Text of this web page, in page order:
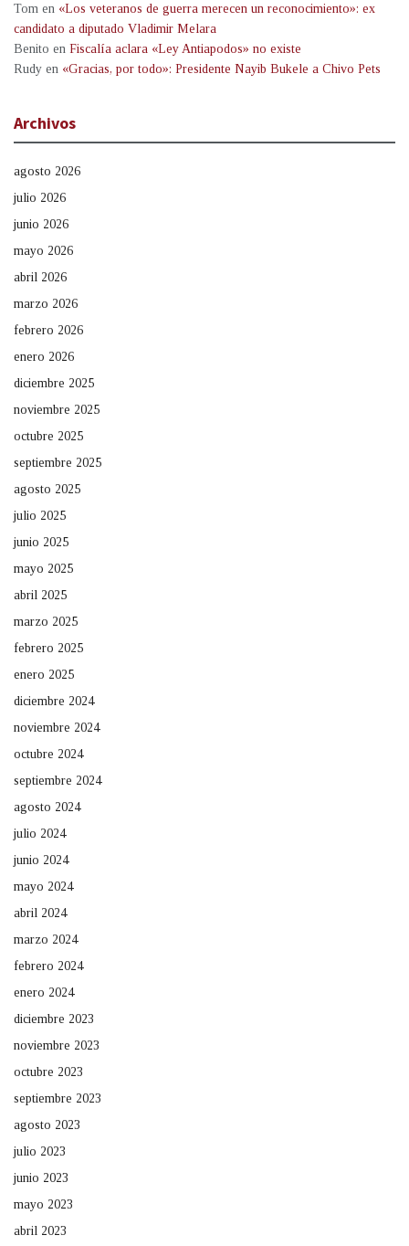
Tom en «Los veteranos de guerra merecen un reconocimiento»: ex
candidato a diputado Vladimir Melara
Benito en Fiscalía aclara «Ley Antiapodos» no existe
Rudy en «Gracias, por todo»: Presidente Nayib Bukele a Chivo Pets
Archivos
agosto 2026
julio 2026
junio 2026
mayo 2026
abril 2026
marzo 2026
febrero 2026
enero 2026
diciembre 2025
noviembre 2025
octubre 2025
septiembre 2025
agosto 2025
julio 2025
junio 2025
mayo 2025
abril 2025
marzo 2025
febrero 2025
enero 2025
diciembre 2024
noviembre 2024
octubre 2024
septiembre 2024
agosto 2024
julio 2024
junio 2024
mayo 2024
abril 2024
marzo 2024
febrero 2024
enero 2024
diciembre 2023
noviembre 2023
octubre 2023
septiembre 2023
agosto 2023
julio 2023
junio 2023
mayo 2023
abril 2023